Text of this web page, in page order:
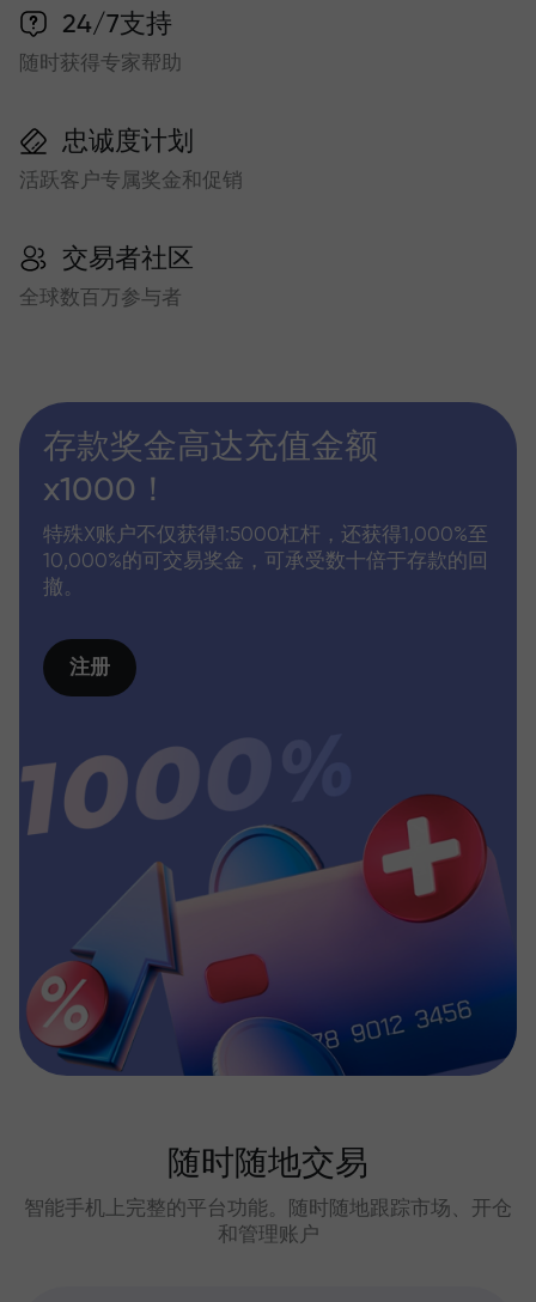
24/7支持
随时获得专家帮助
忠诚度计划
活跃客户专属奖金和促销
交易者社区
全球数百万参与者
存款奖金高达充值金额
x1000！
特殊X账户不仅获得1:5000杠杆，还获得1,000%至
10,000%的可交易奖金，可承受数十倍于存款的回
撤。
注册
随时随地交易
智能手机上完整的平台功能。随时随地跟踪市场、开仓
和管理账户